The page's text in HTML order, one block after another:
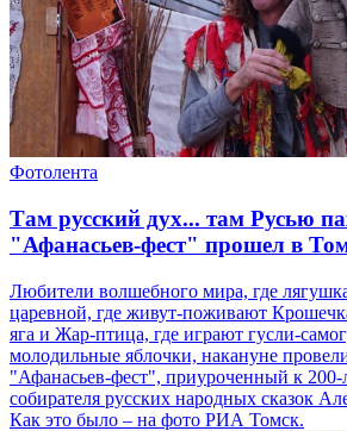
Фотолента
Там русский дух... там Русью
"Афанасьев-фест" прошел в
Любители волшебного мира, где
царевной, где живут-поживают
яга и Жар-птица, где играют гусли-
молодильные яблочки, накануне
"Афанасьев-фест", приуроченный к 200-
собирателя русских народных сказок
Как это было – на фото РИА Томск.